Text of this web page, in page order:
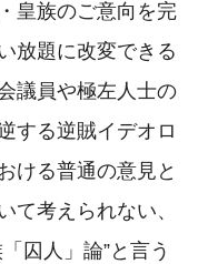
皇族のご意向を完
放題に改変できる
議員や極左人士の
する逆賊イデオロ
ける普通の意見と
て考えられない、
囚人」論”と言う